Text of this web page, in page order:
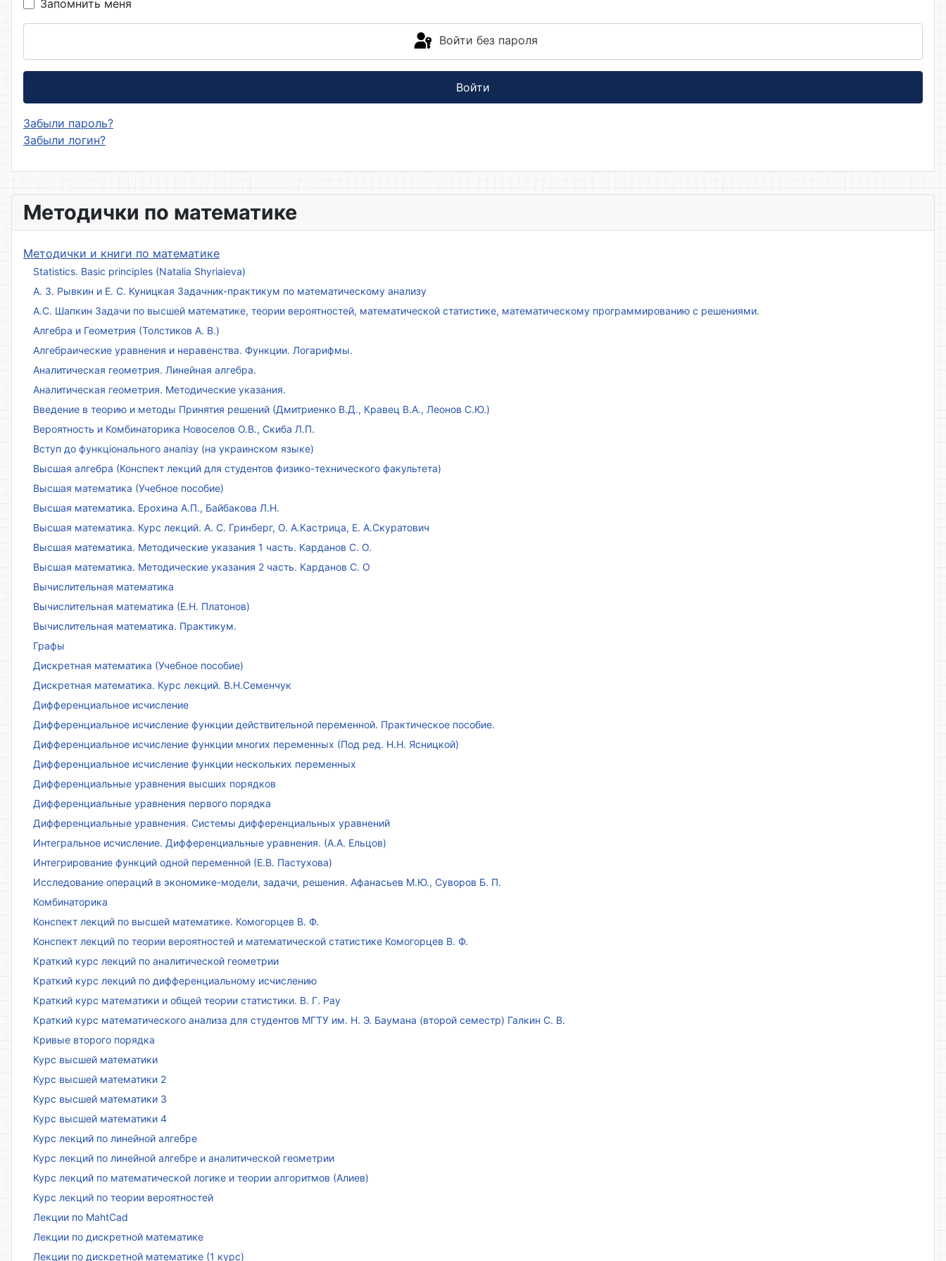
Методички по математике
Методички и книги по математике
Statistics. Basic principles (Natalia Shyriaieva)
А. З. Рывкин и Е. С. Куницкая Задачник-практикум по математическому анализу
А.С. Шапкин Задачи по высшей математике, теории вероятностей, математической статистике, математическому программированию с решениями.
Алгебра и Геометрия (Толстиков А. В.)
Алгебраические уравнения и неравенства. Функции. Логарифмы.
Аналитическая геометрия. Линейная алгебра.
Аналитическая геометрия. Методические указания.
Введение в теорию и методы Принятия решений (Дмитриенко В.Д., Кравец В.А., Леонов С.Ю.)
Вероятность и Комбинаторика Новоселов О.В., Скиба Л.П.
Вступ до функціонального аналізу (на украинском языке)
Высшая алгебра (Конспект лекций для студентов физико-технического факультета)
Высшая математика (Учебное пособие)
Высшая математика. Ерохина А.П., Байбакова Л.Н.
Высшая математика. Курс лекций. А. С. Гринберг, О. А.Кастрица, Е. А.Скуратович
Высшая математика. Методические указания 1 часть. Карданов С. О.
Высшая математика. Методические указания 2 часть. Карданов С. О
Вычислительная математика
Вычислительная математика (Е.Н. Платонов)
Вычислительная математика. Практикум.
Графы
Дискретная математика (Учебное пособие)
Дискретная математика. Курс лекций. В.Н.Семенчук
Дифференциальное исчисление
Дифференциальное исчисление функции действительной переменной. Практическое пособие.
Дифференциальное исчисление функции многих переменных (Под ред. Н.Н. Ясницкой)
Дифференциальное исчисление функции нескольких переменных
Дифференциальные уравнения высших порядков
Дифференциальные уравнения первого порядка
Дифференциальные уравнения. Системы дифференциальных уравнений
Интегральное исчисление. Дифференциальные уравнения. (А.А. Ельцов)
Интегрирование функций одной переменной (Е.В. Пастухова)
Исследование операций в экономике-модели, задачи, решения. Афанасьев М.Ю., Суворов Б. П.
Комбинаторика
Конспект лекций по высшей математике. Комогорцев В. Ф.
Конспект лекций по теории вероятностей и математической статистике Комогорцев В. Ф.
Краткий курс лекций по аналитической геометрии
Краткий курс лекций по дифференциальному исчислению
Краткий курс математики и общей теории статистики. В. Г. Рау
Краткий курс математического анализа для студентов МГТУ им. Н. Э. Баумана (второй семестр) Галкин С. В.
Кривые второго порядка
Курс высшей математики
Курс высшей математики 2
Курс высшей математики 3
Курс высшей математики 4
Курс лекций по линейной алгебре
Курс лекций по линейной алгебре и аналитической геометрии
Курс лекций по математической логике и теории алгоритмов (Алиев)
Курс лекций по теории вероятностей
Лекции по MahtCad
Лекции по дискретной математике
Лекции по дискретной математике (1 курс)
Запомнить меня
Войти без пароля
Войти
Забыли пароль?
Забыли логин?